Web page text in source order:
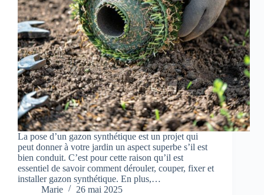
La pose d’un gazon synthétique est un projet qui
peut donner à votre jardin un aspect superbe s’il est
bien conduit. C’est pour cette raison qu’il est
essentiel de savoir comment dérouler, couper, fixer et
installer gazon synthétique. En plus,…
Marie
26 mai 2025